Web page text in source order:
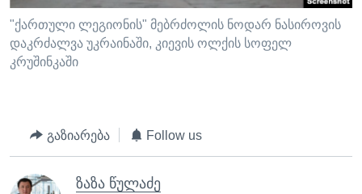
"ქართული ლეგიონის" მებრძოლის ნოდარ ნასიროვის
დაკრძალვა უკრაინაში, კიევის ოლქის სოფელ
კრუშინკაში
გაზიარება Follow us
ზაზა წულაძე